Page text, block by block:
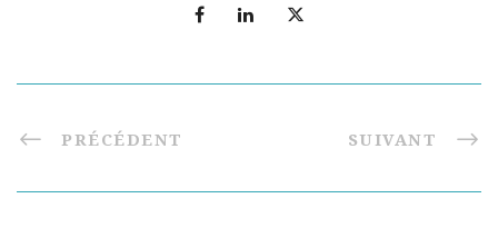
PRÉCÉDENT SUIVANT